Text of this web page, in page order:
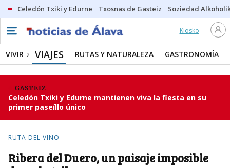
Celedón Txiki y Edurne Txosnas de Gasteiz Soziedad
Kiosko
VIVIR VIAJES RUTAS Y NATURALEZA GASTRONOMÍA
GASTEIZ
Celedón Txiki y Edurne mantienen viva la fiesta en su
primer paseíllo único
RUTA DEL VINO
Ribera del Duero, un paisaje imposible